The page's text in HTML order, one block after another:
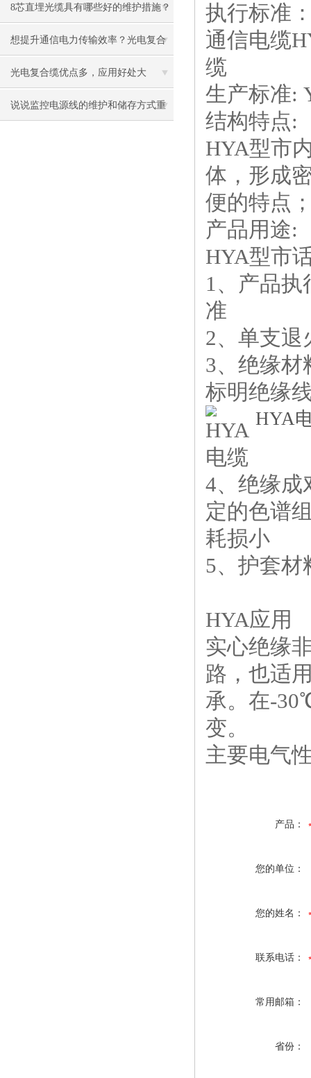
解决办法
8芯直埋光缆具有哪些好的维护措施？
想提升通信电力传输效率？光电复合
缆有何秘诀？
光电复合缆优点多，应用好处大
说说监控电源线的维护和储存方式重
执行标准
通信电缆
缆
生产标准:
结构特点:
HYA型市
体，形成
便的特点
产品用途:
HYA型市
1、产品执
准
2、单支退
3、绝缘材
标明绝缘
HYA
4、绝缘成
定的色谱
耗损小
5、护套材
HYA应用
实心绝缘
路，也适
承。在-
变。
主要电气
产品：
您的单位：
您的姓名：
联系电话：
常用邮箱：
省份：